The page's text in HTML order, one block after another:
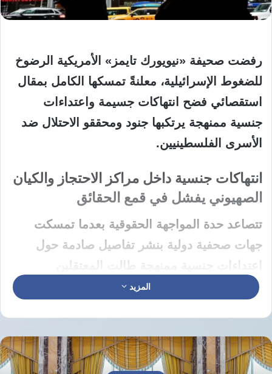
رفضت صحيفة «نيويورك تايمز» الأمريكية الرضوخ
للضغوط الإسرائيلية، معلنةً تمسكها الكامل بمقال
استقصائي فضح انتهاكات جسيمة واعتداءات
جنسية ممنهجة يرتكبها جنود ومحققو الاحتلال ضد
الأسرى الفلسطينيين.
انتهاكات جنسية داخل مراكز الاحتجاز والكيان
الصهيوني يفشل في قمع الحقائق
تتصاعد حدة المواجهة الحقوقية بعدما تمسكت
جهات صحفية دولية بنشر تفاصيل صادمة حول
اعتداءات جنسية ممنهجة طالت المعتقلين
الفلسطينيين. ورفضت الأوساط المهنية كل
داخل السجون. وتتضمن المعلومات الموثقة
شهادات حية لضحايا من الرجال والنساء والأطفال
المزيد